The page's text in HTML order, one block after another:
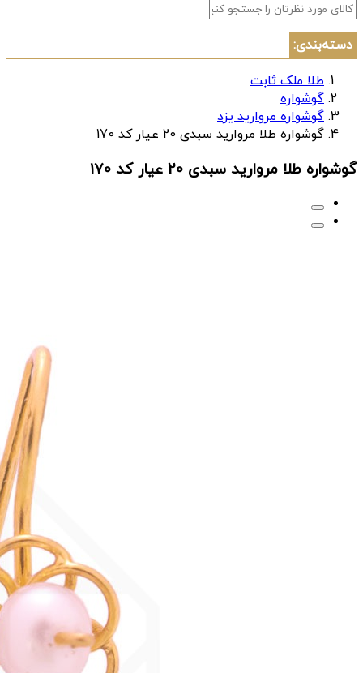
دسته‌بندی:
طلا ملک ثابت
گوشواره
گوشواره مروارید یزد
گوشواره طلا مرواريد سبدی 20 عیار کد 170
گوشواره طلا مرواريد سبدی 20 عیار کد 170